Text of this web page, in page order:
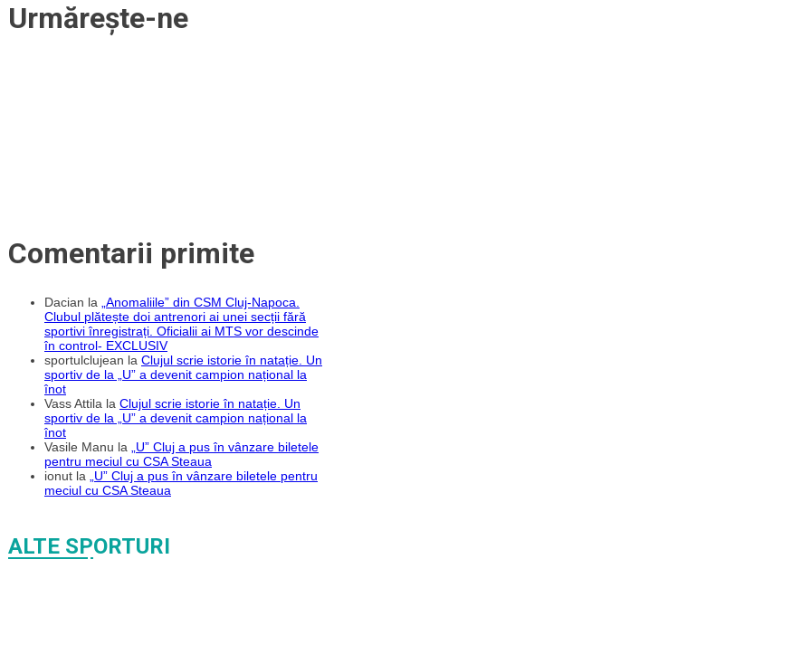
Urmărește-ne
Comentarii primite
Dacian la
„Anomaliile” din CSM Cluj-Napoca.
Clubul plătește doi antrenori ai unei secții fără
sportivi înregistrați. Oficialii ai MTS vor descinde
în control- EXCLUSIV
sportulclujean la Clujul scrie istorie în natație. Un
sportiv de la „U” a devenit campion național la
înot
Vass Attila la Clujul scrie istorie în natație. Un
sportiv de la „U” a devenit campion național la
înot
Vasile Manu la
„U” Cluj a pus în vânzare biletele
pentru meciul cu CSA Steaua
ionut la
„U” Cluj a pus în vânzare biletele pentru
meciul cu CSA Steaua
ALTE SPORTURI